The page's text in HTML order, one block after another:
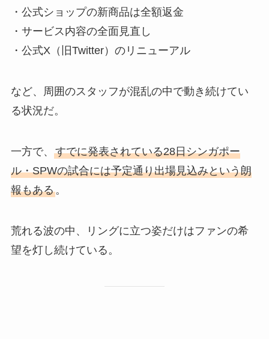
・公式ショップの新商品は全額返金
・サービス内容の全面見直し
・公式X（旧Twitter）のリニューアル
など、周囲のスタッフが混乱の中で動き続けてい
る状況だ。
一方で、 すでに発表されている28日シンガポー
ル・SPWの試合には予定通り出場見込みという朗
報もある。
荒れる波の中、リングに立つ姿だけはファンの希
望を灯し続けている。